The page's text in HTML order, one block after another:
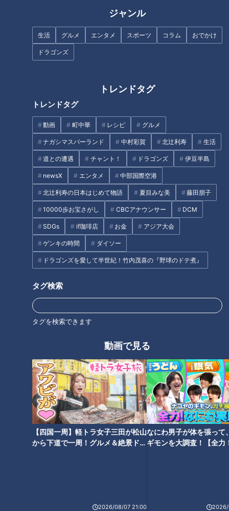
ジャンル
生活 グルメ エンタメ スポーツ コラム おでかけ
ドラゴンズ
トレンドタグ
トレンドタグ
動画 町中華 レシピ グルメ
ナガシマスパーランド 中村彩賀 北辻利寿 生活
道との遭遇 チャント！ ドラゴンズ 伊豆半島
newsX エンタメ 中部国際空港
北辻利寿の日本はじめて物語 夏目みな美 藤田朋子
10000歩お宝さがし CBCアナウンサー DCM
SDGs if珈琲店 お金 アジア大会
ゲンキの時間 ダイソー
ドラゴンズを愛して半世紀！竹内茂喜の『野球のドテ煮』
タグ検索
タグを検索できます
動画で見る
【四国一周】軽トラ女子三田が松山
から下道で一周！グルメ＆絶景ドラ
2026/08/07 21:00
なにわ男子が体を張って
ギモンを大調査！【全力
2026/
消えない「あざ」原因は？…“危
険なあざ”のサインも！あざによ
命を縮める!?「睡眠時無呼吸症
法
タグ
健康 ゲンキの時間 坂下千里子 石丸幹二
オススメ関連コンテンツ
世界一楽なスクワット！？ダイ
エットのスペシャリストに学ぶ
「無理なくやせる方法」
トラブル
患者の生の声から学ぶ認知症 歳をとって気になる身体の変化